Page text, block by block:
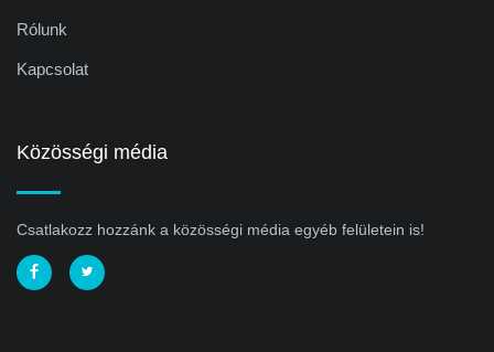
Rólunk
Kapcsolat
Közösségi média
Csatlakozz hozzánk a közösségi média egyéb felületein is!